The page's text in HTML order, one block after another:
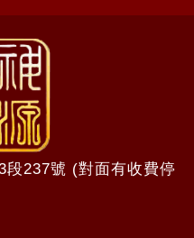
237號 (對面有收費停